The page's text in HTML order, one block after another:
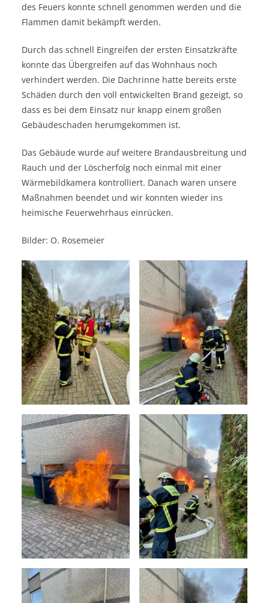
des Feuers konnte schnell genommen werden und die
Flammen damit bekämpft werden.
Durch das schnell Eingreifen der ersten Einsatzkräfte
konnte das Übergreifen auf das Wohnhaus noch
verhindert werden. Die Dachrinne hatte bereits erste
Schäden durch den voll entwickelten Brand gezeigt, so
dass es bei dem Einsatz nur knapp einem großen
Gebäudeschaden herumgekommen ist.
Das Gebäude wurde auf weitere Brandausbreitung und
Rauch und der Löscherfolg noch einmal mit einer
Wärmebildkamera kontrolliert. Danach waren unsere
Maßnahmen beendet und wir konnten wieder ins
heimische Feuerwehrhaus einrücken.
Bilder: O. Rosemeier